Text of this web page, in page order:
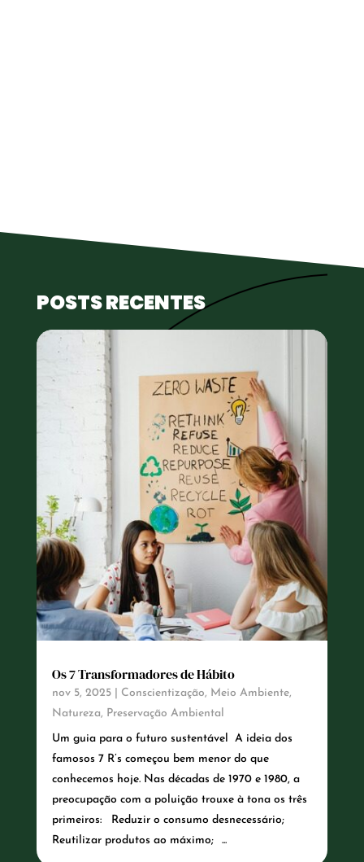
POSTS RECENTES
Os 7 Transformadores de Hábito
nov 5, 2025| Conscientização, Meio Ambiente,
Natureza, Preservação Ambiental
Um guia para o futuro sustentável A ideia dos
famosos 7 R’s começou bem menor do que
conhecemos hoje. Nas décadas de 1970 e 1980, a
preocupação com a poluição trouxe à tona os três
primeiros: Reduzir o consumo desnecessário;
Reutilizar produtos ao máximo; ...